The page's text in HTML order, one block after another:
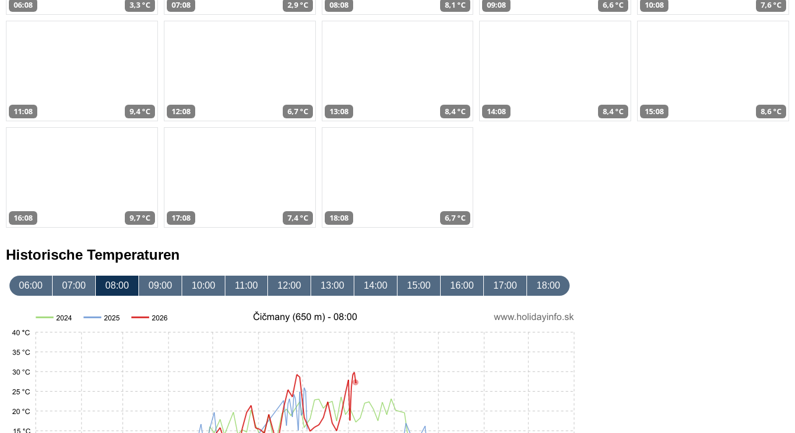
06:08 3,3 °C 07:08 2,9 °C 08:08 8,1 °C 09:08 6,6 °C 10:08 7,6 °C
11:08 9,4 °C 12:08 6,7 °C 13:08 8,4 °C 14:08 8,4 °C 15:08 8,6 °C
16:08 9,7 °C 17:08 7,4 °C 18:08 6,7 °C
Historische Temperaturen
06:00 07:00 08:00 09:00 10:00 11:00 12:00 13:00 14:00 15:00 16:00 17:00 18:00